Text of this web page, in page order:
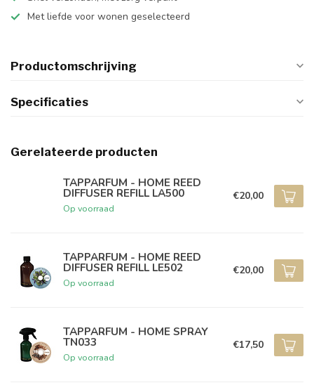
Met liefde voor wonen geselecteerd
Productomschrijving
Specificaties
Gerelateerde producten
TAPPARFUM - HOME REED
DIFFUSER REFILL LA500
Op voorraad
€20,00
TAPPARFUM - HOME REED
DIFFUSER REFILL LE502
Op voorraad
€20,00
TAPPARFUM - HOME SPRAY
TN033
Op voorraad
€17,50